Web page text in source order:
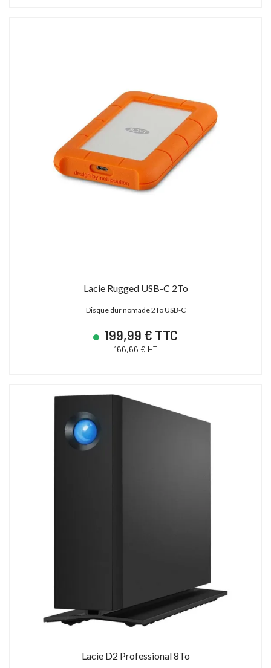
Lacie Rugged USB-C 2To
Disque dur nomade 2To USB-C
199,99 € TTC
166,66 € HT
Lacie D2 Professional 8To